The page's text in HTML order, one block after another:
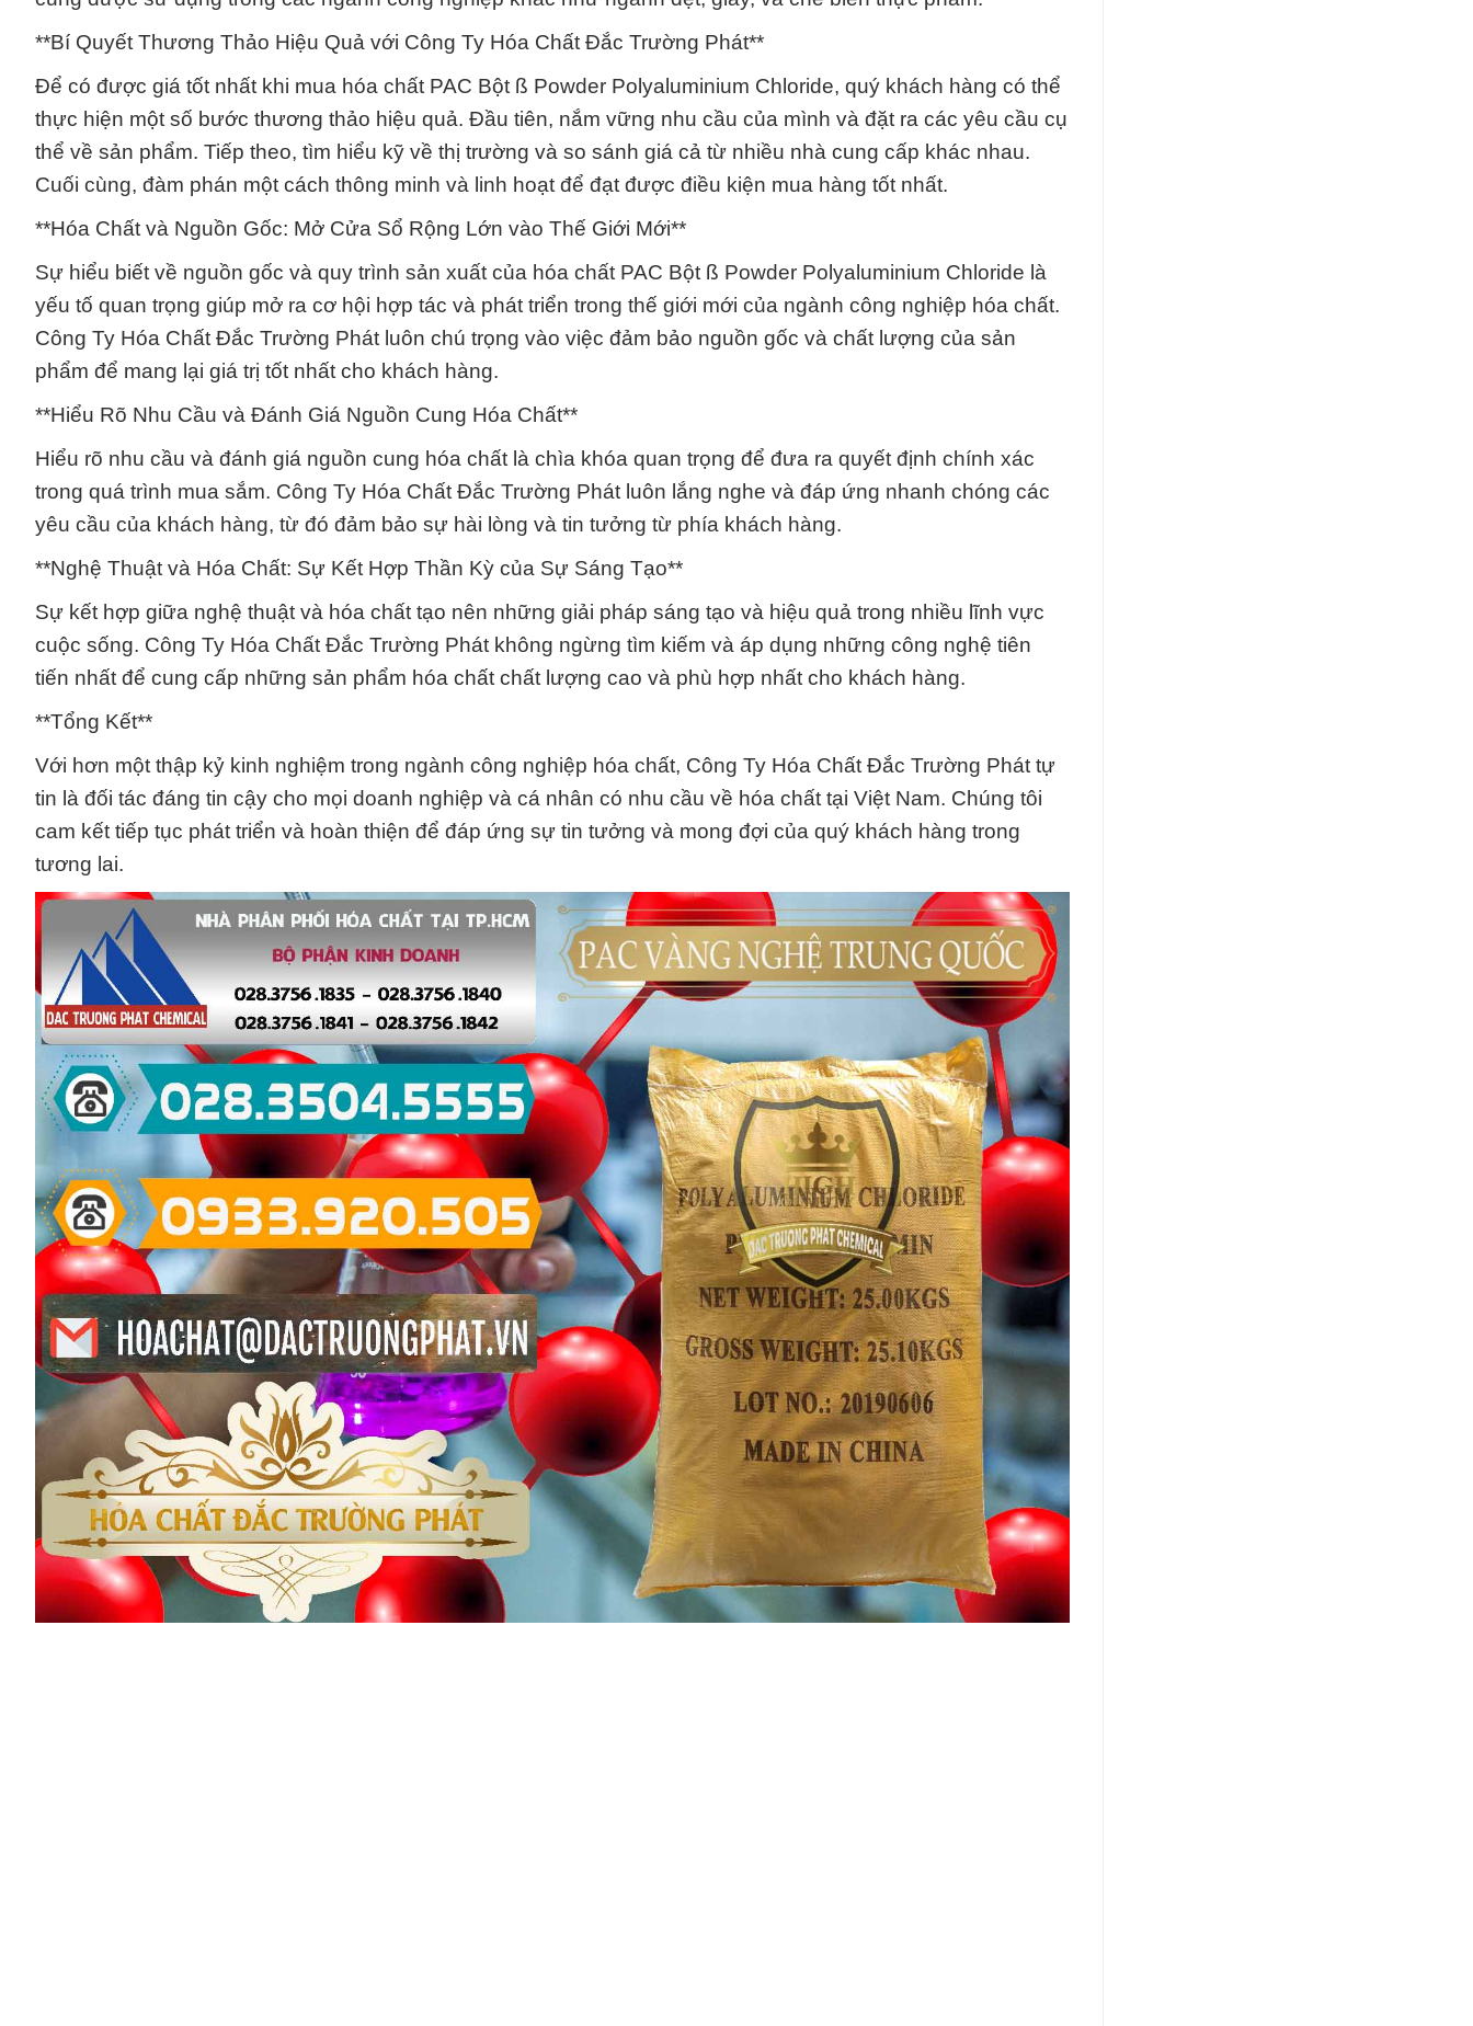
**Bí Quyết Thương Thảo Hiệu Quả với Công Ty Hóa Chất Đắc Trường Phát**
Để có được giá tốt nhất khi mua hóa chất PAC Bột ß Powder Polyaluminium Chloride, quý khách hàng có thể
thực hiện một số bước thương thảo hiệu quả. Đầu tiên, nắm vững nhu cầu của mình và đặt ra các yêu cầu cụ
thể về sản phẩm. Tiếp theo, tìm hiểu kỹ về thị trường và so sánh giá cả từ nhiều nhà cung cấp khác nhau.
Cuối cùng, đàm phán một cách thông minh và linh hoạt để đạt được điều kiện mua hàng tốt nhất.
**Hóa Chất và Nguồn Gốc: Mở Cửa Sổ Rộng Lớn vào Thế Giới Mới**
Sự hiểu biết về nguồn gốc và quy trình sản xuất của hóa chất PAC Bột ß Powder Polyaluminium Chloride là
yếu tố quan trọng giúp mở ra cơ hội hợp tác và phát triển trong thế giới mới của ngành công nghiệp hóa chất.
Công Ty Hóa Chất Đắc Trường Phát luôn chú trọng vào việc đảm bảo nguồn gốc và chất lượng của sản
phẩm để mang lại giá trị tốt nhất cho khách hàng.
**Hiểu Rõ Nhu Cầu và Đánh Giá Nguồn Cung Hóa Chất**
Hiểu rõ nhu cầu và đánh giá nguồn cung hóa chất là chìa khóa quan trọng để đưa ra quyết định chính xác
trong quá trình mua sắm. Công Ty Hóa Chất Đắc Trường Phát luôn lắng nghe và đáp ứng nhanh chóng các
yêu cầu của khách hàng, từ đó đảm bảo sự hài lòng và tin tưởng từ phía khách hàng.
**Nghệ Thuật và Hóa Chất: Sự Kết Hợp Thần Kỳ của Sự Sáng Tạo**
Sự kết hợp giữa nghệ thuật và hóa chất tạo nên những giải pháp sáng tạo và hiệu quả trong nhiều lĩnh vực
cuộc sống. Công Ty Hóa Chất Đắc Trường Phát không ngừng tìm kiếm và áp dụng những công nghệ tiên
tiến nhất để cung cấp những sản phẩm hóa chất chất lượng cao và phù hợp nhất cho khách hàng.
**Tổng Kết**
Với hơn một thập kỷ kinh nghiệm trong ngành công nghiệp hóa chất, Công Ty Hóa Chất Đắc Trường Phát tự
tin là đối tác đáng tin cậy cho mọi doanh nghiệp và cá nhân có nhu cầu về hóa chất tại Việt Nam. Chúng tôi
cam kết tiếp tục phát triển và hoàn thiện để đáp ứng sự tin tưởng và mong đợi của quý khách hàng trong
tương lai.